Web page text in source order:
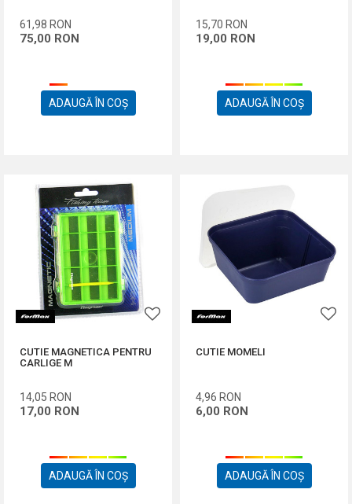
61,98 RON
75,00 RON
ADAUGĂ ÎN COȘ
15,70 RON
19,00 RON
ADAUGĂ ÎN COȘ
CUTIE MAGNETICA PENTRU
CARLIGE M
14,05 RON
17,00 RON
ADAUGĂ ÎN COȘ
CUTIE MOMELI
4,96 RON
6,00 RON
ADAUGĂ ÎN COȘ